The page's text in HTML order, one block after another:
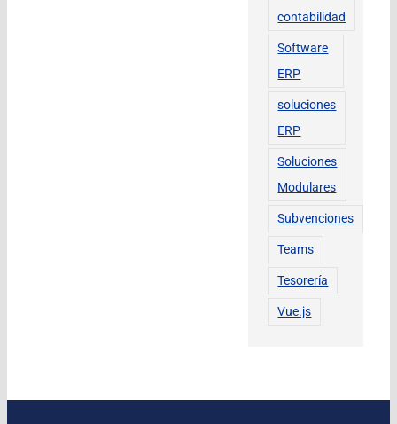
contabilidad
Software
ERP
soluciones
ERP
Soluciones
Modulares
Subvenciones
Teams
Tesorería
Vue.js